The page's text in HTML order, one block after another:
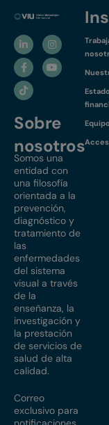
Sobre
nosotros
Somos una
entidad con
una filosofía
orientada a la
prevención,
diagnóstico y
tratamiento de
las
enfermedades
del sistema
visual a través
de la
enseñanza, la
investigación y
la prestación
de servicios de
salud de alta
calidad.
Correo
exclusivo para